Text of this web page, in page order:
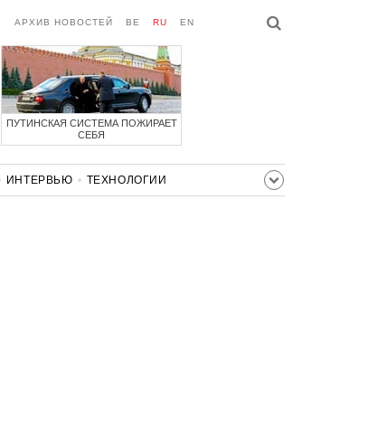
АРХИВ НОВОСТЕЙ BE RU EN
ПУТИНСКАЯ СИСТЕМА ПОЖИРАЕТ
СЕБЯ
ИНТЕРВЬЮ
ТЕХНОЛОГИИ